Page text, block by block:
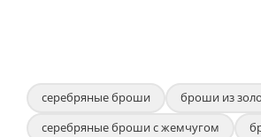
серебряные броши броши из
серебряные броши с жемчугом